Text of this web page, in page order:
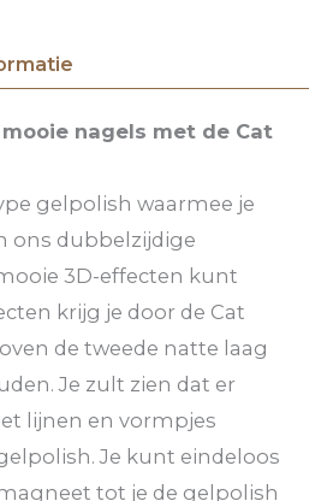
nagels met de Cat
gelpolish waarmee je
ons dubbelzijdige
3D-effecten kunt
krijg je door de Cat
de tweede natte laag
Je zult zien dat er
lijnen en vormpjes
Je kunt eindeloos
tot je de gelpolish